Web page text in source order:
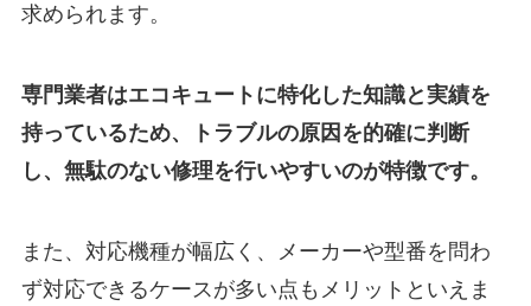
求められます。
専門業者はエコキュートに特化した知識と実績を
持っているため、トラブルの原因を的確に判断
し、無駄のない修理を行いやすいのが特徴です。
また、対応機種が幅広く、メーカーや型番を問わ
ず対応できるケースが多い点もメリットといえま